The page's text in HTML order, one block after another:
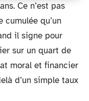
Ce n’est pas
cumulée qu’un
il signe pour
sur un quart de
moral et financier
d’un simple taux